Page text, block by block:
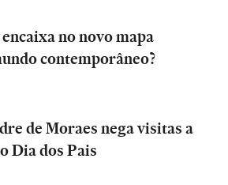
no novo mapa
contemporâneo?
de Moraes nega visitas a
Dia dos Pais